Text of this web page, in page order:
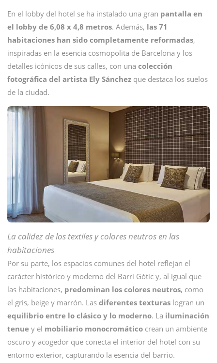
En el lobby del hotel se ha instalado una gran pantalla en
el lobby de 6,08 x 4,8 metros. Además, las 71
habitaciones han sido completamente reformadas,
inspiradas en la esencia cosmopolita de Barcelona y los
detalles icónicos de sus calles, con una colección
fotográfica del artista Ely Sánchez que destaca los suelos
de la ciudad.
La calidez de los textiles y colores neutros en las
habitaciones
Por su parte, los espacios comunes del hotel reflejan el
carácter histórico y moderno del Barri Gòtic y, al igual que
las habitaciones, predominan los colores neutros, como
el gris, beige y marrón. Las diferentes texturas logran un
equilibrio entre lo clásico y lo moderno. La iluminación
tenue y el mobiliario monocromático crean un ambiente
oscuro y acogedor que conecta el interior del hotel con su
entorno exterior, capturando la esencia del barrio.